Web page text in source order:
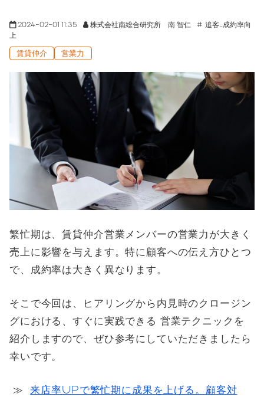
2024-02-01 11:35 株式会社南総合研究所 南 智仁
追客_成約率向
上
賃貸仲介 営業力
繁忙期は、賃貸仲介営業メンバーの営業力が大きく
売上に影響を与えます。特に顧客への伝え方ひとつ
で、成約率は大きく異なります。
そこで今回は、ヒアリングから内見時のクロージン
グにおける、すぐに実践できる 営業テクニックを
紹介しますので、ぜひ参考にしていただきましたら
幸いです。
≫来店率UPで繁忙期に成果を上げる。顧客対